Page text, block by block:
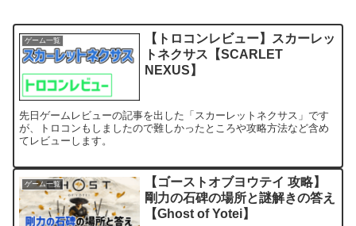
ゲーム一覧
【トロコンレビュー】スカーレッ
トネクサス【SCARLET
NEXUS】
先日ゲームレビューの記事を出した「スカーレットネクサス」です
が、トロコンもしましたので難しかったところや攻略方法など含め
てレビューします。
ゲーム一覧
【ゴーストオブヨウテイ 攻略】
剛力の石碑の場所と謎解きの答え
【Ghost of Yotei】